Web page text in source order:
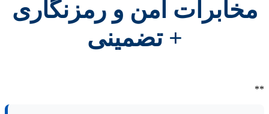
مخابرات امن و رمزنگاری
+ تضمینی
**